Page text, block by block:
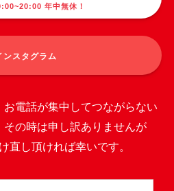
年中無休！
ンスタグラム
電話が集中してつながらない
その時は申し訳ありませんが
直し頂ければ幸いです。